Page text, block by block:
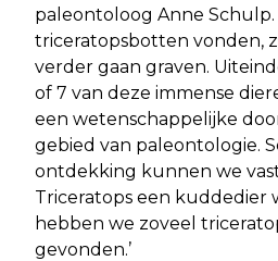
paleontoloog Anne Schulp.
triceratopsbotten vonden,
verder gaan graven.
of 7 van deze immense
een wetenschappelijke
gebied van paleontologie.
ontdekking kunnen we
Triceratops een kuddedier
hebben we zoveel
gevonden.’